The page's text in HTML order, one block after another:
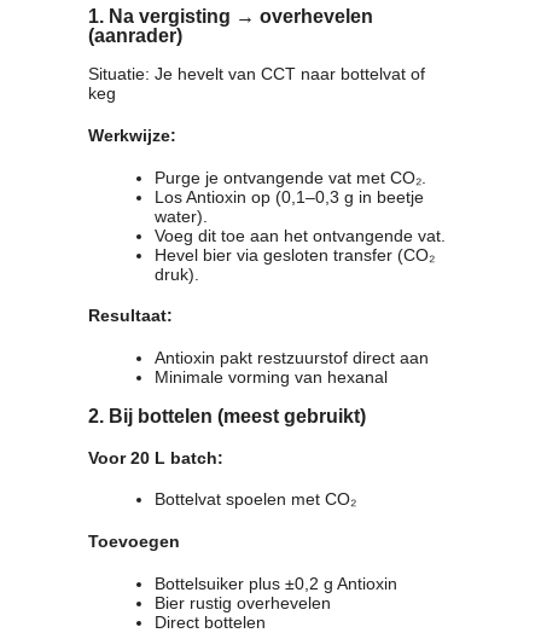
1. Na vergisting → overhevelen
(aanrader)
Situatie: Je hevelt van CCT naar bottelvat of
keg
Werkwijze:
Purge je ontvangende vat met CO₂.
Los Antioxin op (0,1–0,3 g in beetje
water).
Voeg dit toe aan het ontvangende vat.
Hevel bier via gesloten transfer (CO₂
druk).
Resultaat:
Antioxin pakt restzuurstof direct aan
Minimale vorming van hexanal
2. Bij bottelen (meest gebruikt)
Voor 20 L batch:
Bottelvat spoelen met CO₂
Toevoegen
Bottelsuiker plus ±0,2 g Antioxin
Bier rustig overhevelen
Direct bottelen